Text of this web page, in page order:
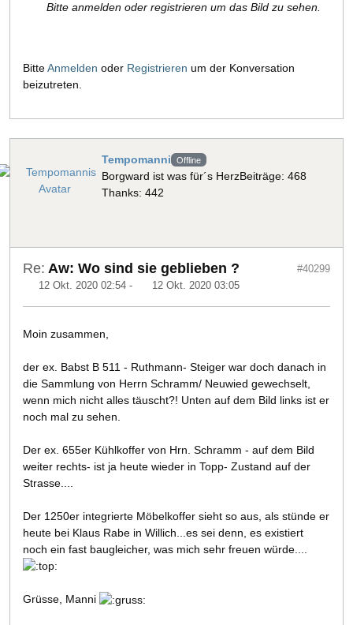
Bitte anmelden oder registrieren um das Bild zu sehen.
BitteAnmelden oder Registrieren um der Konversation
beizutreten.
Tempomanni Offline
Borgward ist was für´s HerzBeiträge: 468
Thanks: 442
Re: Aw: Wo sind sie geblieben ?
12 Okt. 2020 02:54 - 12 Okt. 2020 03:05
#40299
Moin zusammen,
der ex. Babst B 511 - Ruthmann- Steiger war doch danach in
die Sammlung von Herrn Schramm/ Neuwied gewechselt,
wenn mich nicht alles täuscht?! Unten auf dem Bild links ist er
noch mal zu sehen.
Der ex. 655er Kühlkoffer von Hrn. Schramm - auf dem Bild
weiter rechts- ist ja heute wieder in Topp- Zustand auf der
Strasse....
Der 1250er integrierte Möbelkoffer sieht so aus, als stünde er
heute bei Klaus Rabe in Willich...es sei denn, es existiert
noch ein fast baugleicher, was mich sehr freuen würde....
Grüsse, Manni